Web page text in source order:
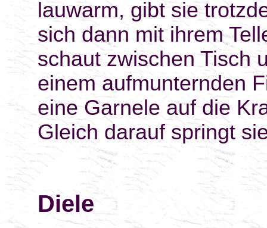
lauwarm, gibt sie
sich dann mit ihrem
schaut zwischen Tisch
einem aufmunternden
eine Garnele auf die
Gleich darauf springt
Diele